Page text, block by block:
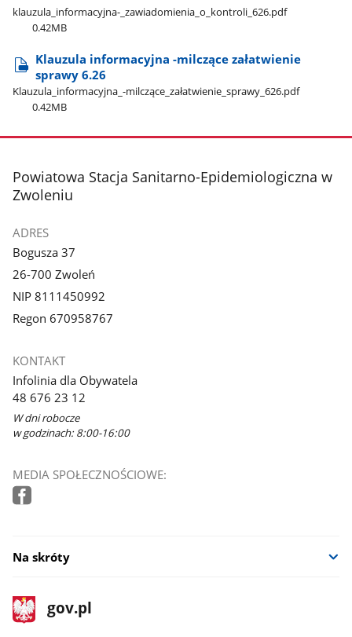
klauzula​_informacyjna-​_zawiadomienia​_o​_kontroli​_626.pdf
0.42MB
Klauzula informacyjna -milczące załatwienie
sprawy 6.26
Klauzula​_informacyjna​_-milczące​_załatwienie​_sprawy​_626.pdf
0.42MB
stopka
Powiatowa Stacja Sanitarno-Epidemiologiczna w
Zwoleniu
ADRES
Bogusza 37
26-700 Zwoleń
NIP 8111450992
Regon 670958767
KONTAKT
Infolinia dla Obywatela
48 676 23 12
W dni robocze
w godzinach: 8:00-16:00
MEDIA SPOŁECZNOŚCIOWE:
Na skróty
stopka
gov.pl
Strona
gov.pl